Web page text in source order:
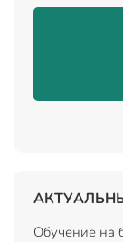
Обучение на